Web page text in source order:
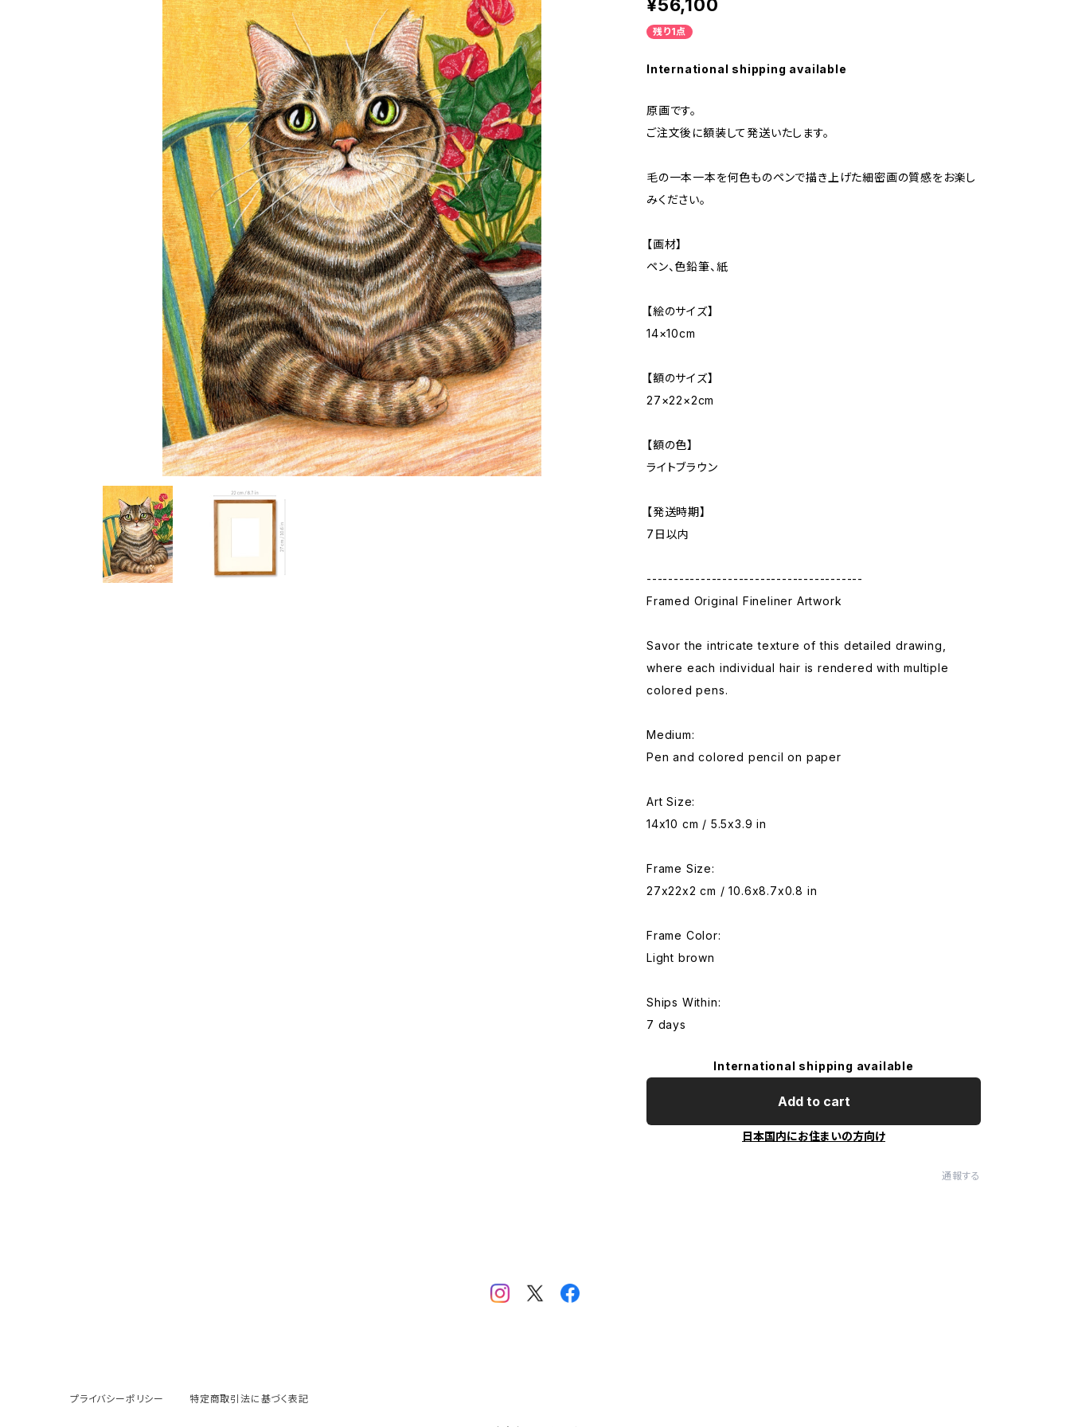
¥56,100
残り1点
International shipping available
原画です。
ご注文後に額装して発送いたします。
毛の一本一本を何色ものペンで描き上げた細密画の質感をお楽し
みください。
【画材】
ペン、色鉛筆、紙
【絵のサイズ】
14×10cm
【額のサイズ】
27×22×2cm
【額の色】
ライトブラウン
【発送時期】
7日以内
----------------------------------------
Framed Original Fineliner Artwork
Savor the intricate texture of this detailed drawing,
where each individual hair is rendered with multiple
colored pens.
Medium:
Pen and colored pencil on paper
Art Size:
14x10 cm / 5.5x3.9 in
Frame Size:
27x22x2 cm / 10.6x8.7x0.8 in
Frame Color:
Light brown
Ships Within:
7 days
International shipping available
Add to cart
日本国内にお住まいの方向け
通報する
プライバシーポリシー 特定商取引法に基づく表記